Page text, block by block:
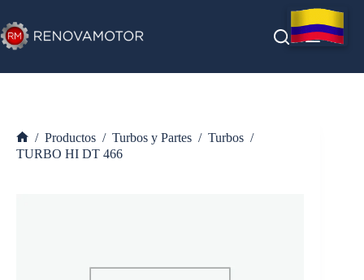
al
contenido
Inicio
/ Productos / Turbos y Partes / Turbos /
TURBO HI DT 466